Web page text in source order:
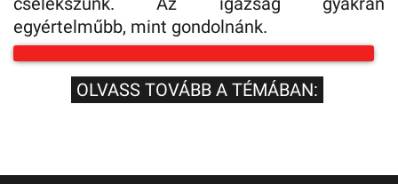
egyértelműbb, mint gondolnánk.
OLVASS TOVÁBB A TÉMÁBAN: